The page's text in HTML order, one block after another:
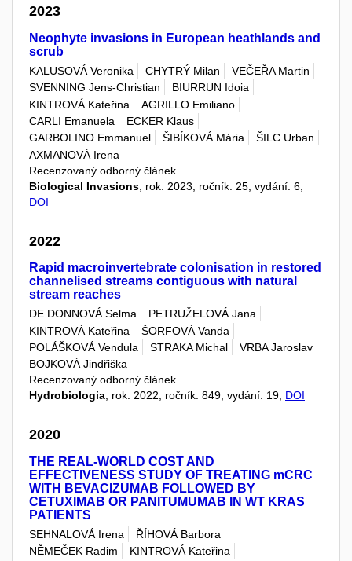
2023
Neophyte invasions in European heathlands and
scrub
KALUSOVÁ Veronika CHYTRÝ Milan
VEČEŘA Martin
SVENNING Jens-Christian
BIURRUN Idoia
KINTROVÁ Kateřina
AGRILLO Emiliano
CARLI Emanuela
ECKER Klaus
GARBOLINO Emmanuel
ŠIBÍKOVÁ Mária
ŠILC Urban
AXMANOVÁ Irena
Recenzovaný odborný článek
Biological Invasions , rok: 2023, ročník: 25, vydání: 6,
DOI
2022
Rapid macroinvertebrate colonisation in restored
channelised streams contiguous with natural
stream reaches
DE DONNOVÁ Selma
PETRUŽELOVÁ Jana
KINTROVÁ Kateřina
ŠORFOVÁ Vanda
POLÁŠKOVÁ Vendula
STRAKA Michal
VRBA Jaroslav
BOJKOVÁ Jindřiška
Recenzovaný odborný článek
Hydrobiologia, rok: 2022, ročník: 849, vydání: 19, DOI
2020
THE REAL-WORLD COST AND
EFFECTIVENESS STUDY OF TREATING mCRC
WITH BEVACIZUMAB FOLLOWED BY
CETUXIMAB OR PANITUMUMAB IN WT KRAS
PATIENTS
SEHNALOVÁ Irena
ŘÍHOVÁ Barbora
NĚMEČEK Radim
KINTROVÁ Kateřina